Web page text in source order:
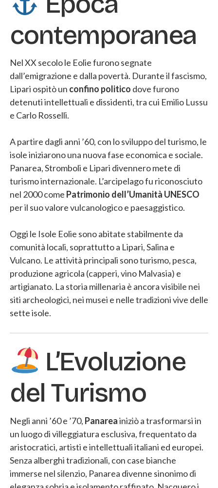
contemporanea
Nel XX secolo le Eolie furono segnate
dall’emigrazione e dalla povertà. Durante il fascismo,
Lipari ospitò un confino politico dove furono
detenuti intellettuali e dissidenti, tra cui Emilio Lussu
e Carlo Rosselli.
A partire dagli anni ’60, con lo sviluppo del turismo, le
isole iniziarono una nuova fase economica e sociale.
Panarea, Stromboli e Lipari divennero mete di
turismo internazionale. L’arcipelago fu riconosciuto
nel 2000 come Patrimonio dell’Umanità UNESCO
per il suo valore vulcanologico e paesaggistico.
Oggi le Isole Eolie sono abitate stabilmente da
comunità locali, soprattutto a Lipari, Salina e
Vulcano. Le attività principali sono turismo, pesca,
produzione agricola (capperi, vino Malvasia) e
artigianato. La storia millenaria è ancora visibile nei
siti archeologici, nei musei e nelle tradizioni vive delle
sette isole.
L’Evoluzione
del Turismo
Negli anni ’60 e ’70, Panareainiziò a trasformarsi in
un luogo di villeggiatura esclusiva, frequentato da
aristocratici, artisti e intellettuali italiani ed europei.
Senza alberghi tradizionali, con case bianche
immerse nel silenzio, Panarea divenne sinonimo di